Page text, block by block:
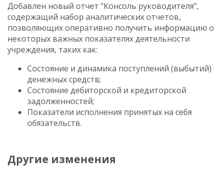
Добавлен новый отчет "Консоль руководителя",
содержащий набор аналитических отчетов,
позволяющих оперативно получить информацию о
некоторых важных показателях деятельности
учреждения, таких как:
Состояние и динамика поступлений (выбытий)
денежных средств;
Состояние дебиторской и кредиторской
задолженностей;
Показатели исполнения принятых на себя
обязательств.
Другие изменения